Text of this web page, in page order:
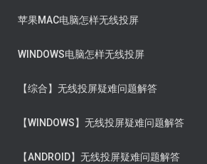
苹果MAC电脑怎样无线投屏
WINDOWS电脑怎样无线投屏
【综合】无线投屏疑难问题解答
【WINDOWS】无线投屏疑难问题解答
【ANDROID】无线投屏疑难问题解答